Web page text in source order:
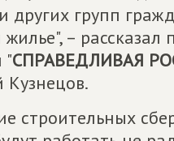
групп
– рассказал
"СПРАВЕДЛИВАЯ
Кузнецов.
строительных